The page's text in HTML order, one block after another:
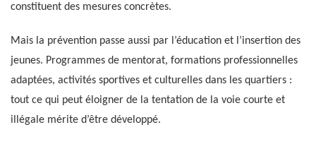
constituent des mesures concrètes.
Mais la prévention passe aussi par l’éducation et l’insertion des
jeunes. Programmes de mentorat, formations professionnelles
adaptées, activités sportives et culturelles dans les quartiers :
tout ce qui peut éloigner de la tentation de la voie courte et
illégale mérite d’être développé.